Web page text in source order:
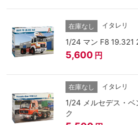
在庫なし イタレリ
1/24 マン F8 19.321
5,600 円
在庫なし イタレリ
1/24 メルセデス・
ク